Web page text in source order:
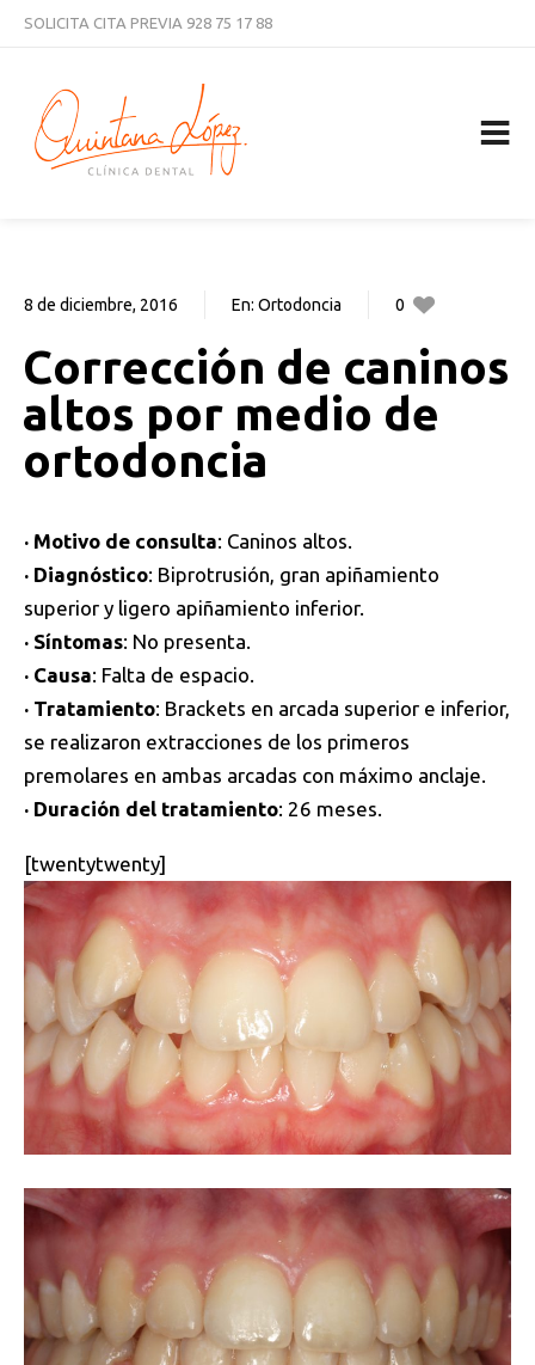
SOLICITA CITA PREVIA 928 75 17 88
8 de diciembre, 2016 En: Ortodoncia
0
Corrección de caninos
altos por medio de
ortodoncia
· Motivo de consulta: Caninos altos.
· Diagnóstico: Biprotrusión, gran apiñamiento
superior y ligero apiñamiento inferior.
· Síntomas: No presenta.
· Causa: Falta de espacio.
· Tratamiento: Brackets en arcada superior e inferior,
se realizaron extracciones de los primeros
premolares en ambas arcadas con máximo anclaje.
· Duración del tratamiento: 26 meses.
[twentytwenty]